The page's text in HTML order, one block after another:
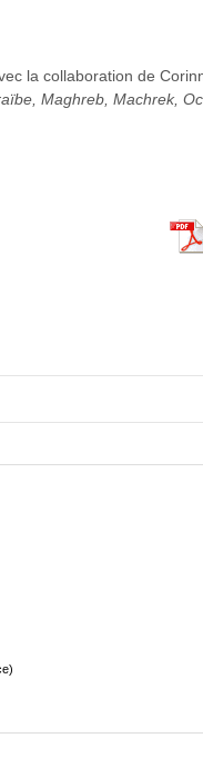
la collaboration de
Maghreb, Machrek,